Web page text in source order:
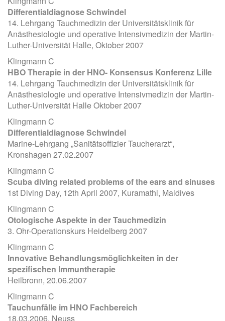
Differentialdiagnose Schwindel
14. Lehrgang Tauchmedizin der Universitätsklinik für
Anästhesiologie und operative Intensivmedizin der Martin-
Luther-Universität Halle, Oktober 2007
Klingmann C
HBO Therapie in der HNO- Konsensus Konferenz Lille
14. Lehrgang Tauchmedizin der Universitätsklinik für
Anästhesiologie und operative Intensivmedizin der Martin-
Luther-Universität Halle Oktober 2007
Klingmann C
Differentialdiagnose Schwindel
Marine-Lehrgang „Sanitätsoffizier Taucherarzt“,
Kronshagen 27.02.2007
Klingmann C
Scuba diving related problems of the ears and sinuses
1st Diving Day, 12th April 2007, Kuramathi, Maldives
Klingmann C
Otologische Aspekte in der Tauchmedizin
3. Ohr-Operationskurs Heidelberg 2007
Klingmann C
Innovative Behandlungsmöglichkeiten in der
spezifischen Immuntherapie
Heilbronn, 20.06.2007
Klingmann C
Tauchunfälle im HNO Fachbereich
18.03.2006, Neuss